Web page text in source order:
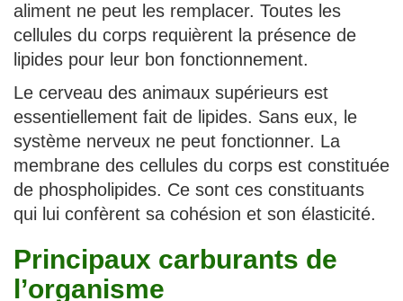
aliment ne peut les remplacer. Toutes les
cellules du corps requièrent la présence de
lipides pour leur bon fonctionnement.
Le cerveau des animaux supérieurs est
essentiellement fait de lipides. Sans eux, le
système nerveux ne peut fonctionner. La
membrane des cellules du corps est constituée
de phospholipides. Ce sont ces constituants
qui lui confèrent sa cohésion et son élasticité.
Principaux carburants de
l’organisme